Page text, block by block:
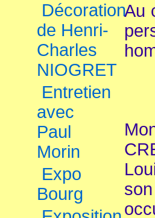
Décoration
de Henri-
Charles
NIOGRET
Entretien
avec
Paul
Morin
Expo
Bourg
Au